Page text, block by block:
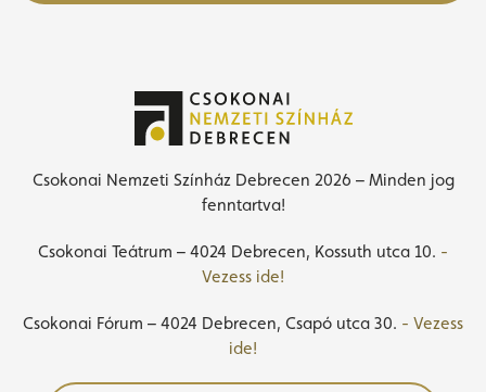
Csokonai Nemzeti Színház Debrecen 2026 – Minden jog
fenntartva!
Csokonai Teátrum – 4024 Debrecen, Kossuth utca 10. -
Vezess ide!
Csokonai Fórum – 4024 Debrecen, Csapó utca 30. - Vezess
ide!